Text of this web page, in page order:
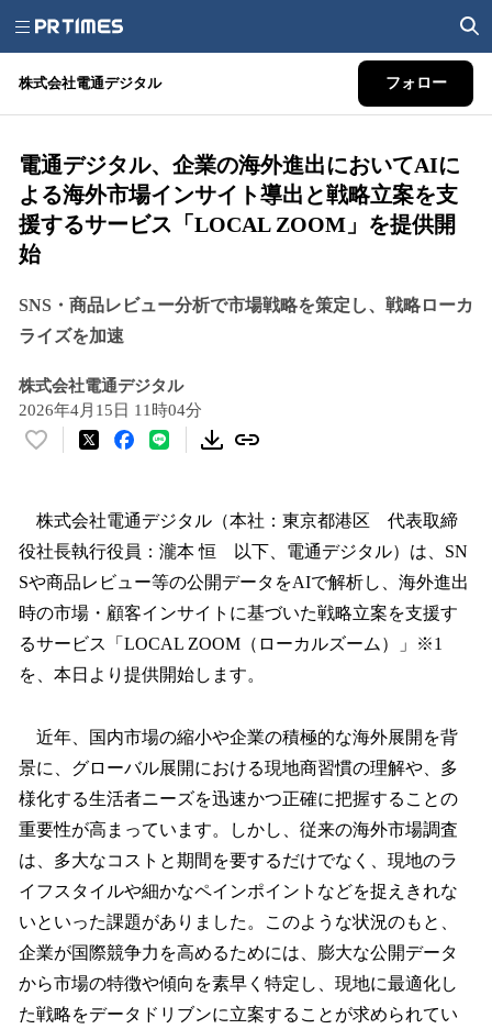
株式会社電通デジタル フォロー
電通デジタル、企業の海外進出においてAIに
よる海外市場インサイト導出と戦略立案を支
援するサービス「LOCAL ZOOM」を提供開
始
SNS・商品レビュー分析で市場戦略を策定し、戦略ローカ
ライズを加速
株式会社電通デジタル
2026年4月15日 11時04分
い
！
数
を
読
み
込
み
中
す
株式会社電通デジタル（本社：東京都港区 代表取締
役社長執行役員：瀧本 恒 以下、電通デジタル）は、SN
Sや商品レビュー等の公開データをAIで解析し、海外進出
時の市場・顧客インサイトに基づいた戦略立案を支援す
るサービス「LOCAL ZOOM（ローカルズーム）」※1
を、本日より提供開始します。
近年、国内市場の縮小や企業の積極的な海外展開を背
景に、グローバル展開における現地商習慣の理解や、多
様化する生活者ニーズを迅速かつ正確に把握することの
重要性が高まっています。しかし、従来の海外市場調査
は、多大なコストと期間を要するだけでなく、現地のラ
イフスタイルや細かなペインポイントなどを捉えきれな
いといった課題がありました。このような状況のもと、
企業が国際競争力を高めるためには、膨大な公開データ
から市場の特徴や傾向を素早く特定し、現地に最適化し
た戦略をデータドリブンに立案することが求められてい